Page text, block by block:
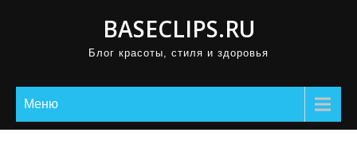
BASECLIPS.RU
Блог красоты, стиля и здоровья
Меню